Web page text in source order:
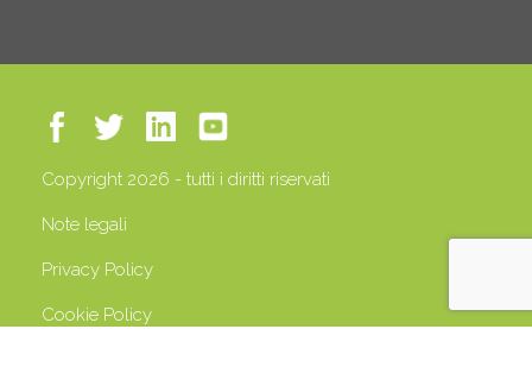
Copyright 2026 - tutti i diritti riservati
Note legali
Privacy Policy
Cookie Policy